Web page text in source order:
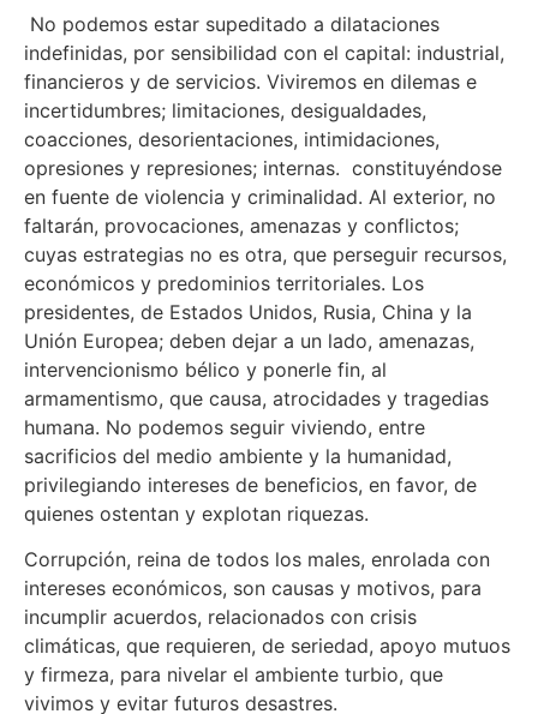
No podemos estar supeditado a dilataciones
indefinidas, por sensibilidad con el capital: industrial,
financieros y de servicios. Viviremos en dilemas e
incertidumbres; limitaciones, desigualdades,
coacciones, desorientaciones, intimidaciones,
opresiones y represiones; internas. constituyéndose
en fuente de violencia y criminalidad. Al exterior, no
faltarán, provocaciones, amenazas y conflictos;
cuyas estrategias no es otra, que perseguir recursos,
económicos y predominios territoriales. Los
presidentes, de Estados Unidos, Rusia, China y la
Unión Europea; deben dejar a un lado, amenazas,
intervencionismo bélico y ponerle fin, al
armamentismo, que causa, atrocidades y tragedias
humana. No podemos seguir viviendo, entre
sacrificios del medio ambiente y la humanidad,
privilegiando intereses de beneficios, en favor, de
quienes ostentan y explotan riquezas.
Corrupción, reina de todos los males, enrolada con
intereses económicos, son causas y motivos, para
incumplir acuerdos, relacionados con crisis
climáticas, que requieren, de seriedad, apoyo mutuos
y firmeza, para nivelar el ambiente turbio, que
vivimos y evitar futuros desastres.